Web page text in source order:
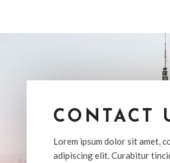
CONTACT
Lorem ipsum dolor sit amet,
adipiscing elit. Curabitur